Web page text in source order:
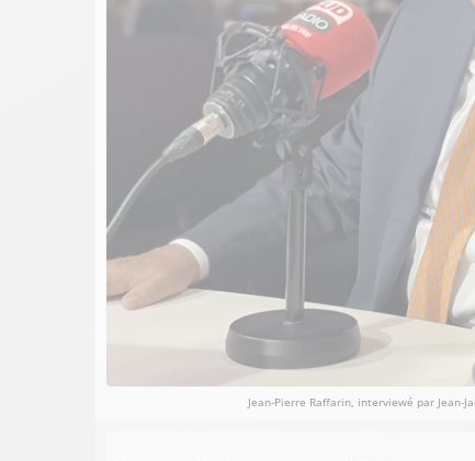
Jean-Pierre Raffarin, interviewé par Jean-